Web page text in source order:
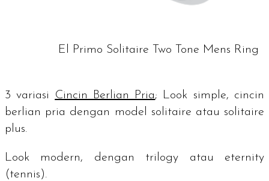
El Primo Solitaire Two Tone Mens Ring
3 variasi Cincin Berlian Pria; Look simple, cincin
berlian pria dengan model solitaire atau solitaire
plus.
Look modern, dengan trilogy atau eternity
(tennis).